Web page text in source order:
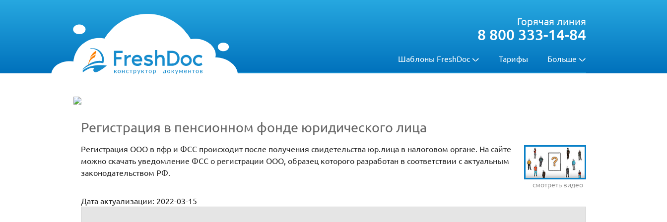
Шаблоны FreshDoc Тарифы Больше
Горячая линия
8 800 333-14-84
Регистрация в пенсионном фонде юридического лица
смотреть видео
Регистрация ООО в пфр и ФСС происходит после получения свидетельства юр.лица в налоговом органе. На сайте
можно скачать уведомление ФСС о регистрации ООО, образец которого разработан в соответствии с актуальным
законодательством РФ.
Дата актуализации: 2022-03-15